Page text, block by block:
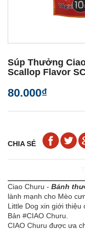
Súp Thưởng
Scallop Flavor
80.000₫
CHIA SẺ
Ciao Churu - Bánh
lành mạnh cho Mèo
Little Dog xin giới
Bản #CIAO Churu.
CIAO Churu được ưa